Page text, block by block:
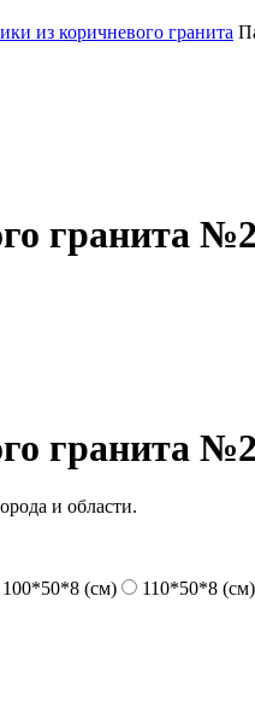
из коричневого гранита
гранита
гранита
и области.
100*50*8 (см) 110*50*8 (см)